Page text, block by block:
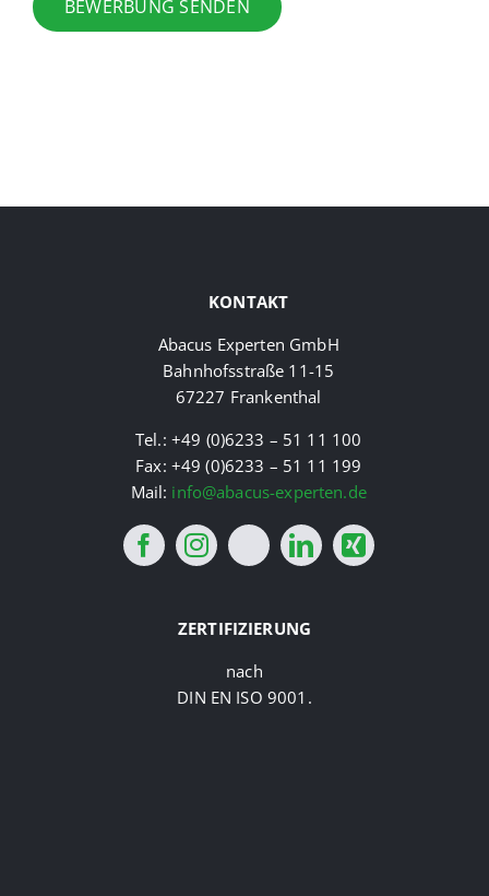
BEWERBUNG SENDEN
KONTAKT
Abacus Experten GmbH
Bahnhofsstraße 11-15
67227 Frankenthal
Tel.: +49 (0)6233 – 51 11 100
Fax: +49 (0)6233 – 51 11 199
Mail: info@abacus-experten.de
ZERTIFIZIERUNG
nach
DIN EN ISO 9001.